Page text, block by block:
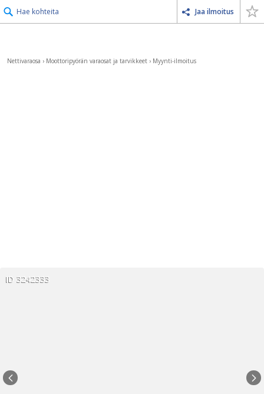
Hae kohteita Jaa ilmoitus
Nettivaraosa › Moottoripyörän varaosat ja tarvikkeet › Myynti-ilmoitus
ID 3242333